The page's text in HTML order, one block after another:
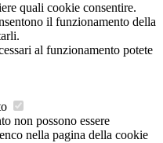
quali cookie consentire.
il funzionamento della
al funzionamento potete
non possono essere
nella pagina della cookie